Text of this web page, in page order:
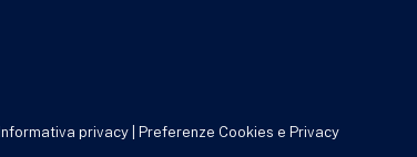
Informativa privacy Preferenze Cookies e Privacy